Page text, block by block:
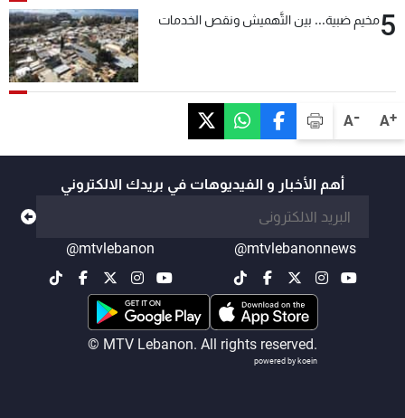
A+
A-
5مخيم ضبية... بين التَّهميش ونقص الخدمات
أهم الأخبار و الفيديوهات في بريدك الالكتروني
@mtvlebanonnews
@mtvlebanon
© MTV Lebanon. All rights reserved.
powered by koein